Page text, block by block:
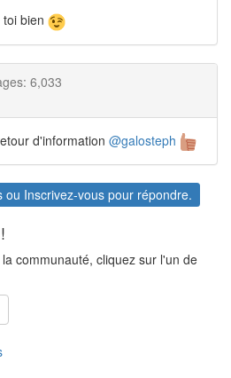
bien
6,033
d'information @galosteph
ou Inscrivez-vous pour répondre.
communauté, cliquez sur l'un de